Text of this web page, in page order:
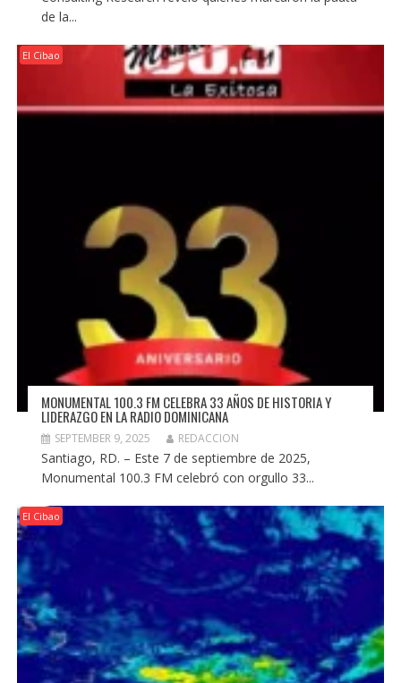
de la...
El Cibao
MONUMENTAL 100.3 FM CELEBRA 33 AÑOS DE HISTORIA Y
LIDERAZGO EN LA RADIO DOMINICANA
SEPTEMBER 9, 2025 REDACCION
Santiago, RD. – Este 7 de septiembre de 2025,
Monumental 100.3 FM celebró con orgullo 33...
El Cibao